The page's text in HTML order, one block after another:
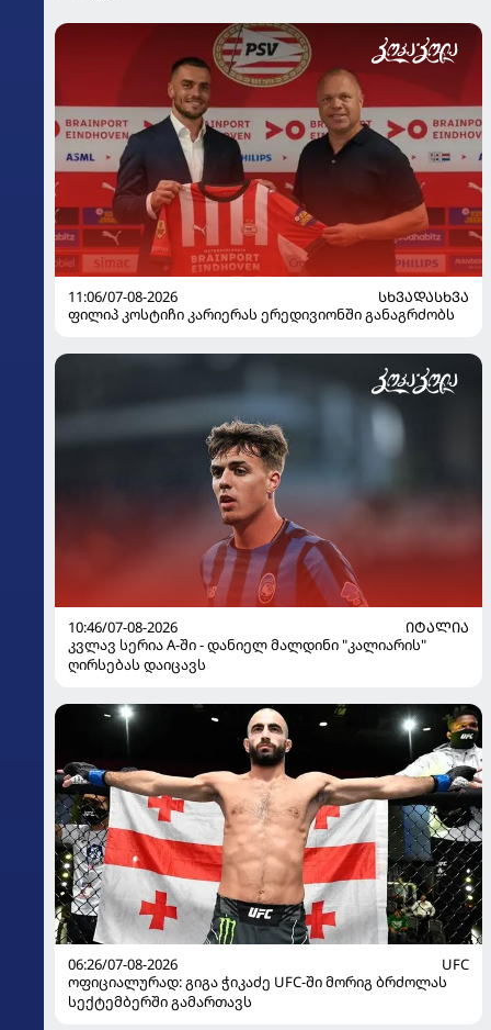
11:06/07-08-2026
ᲡᲮᲕᲐᲓᲐᲡᲮᲕᲐ
ფილიპ კოსტიჩი კარიერას ერედივიონში განაგრძობს
10:46/07-08-2026
ᲘᲢᲐᲚᲘᲐ
კვლავ სერია A-ში - დანიელ მალდინი "კალიარის"
ღირსებას დაიცავს
06:26/07-08-2026
UFC
ოფიციალურად: გიგა ჭიკაძე UFC-ში მორიგ ბრძოლას
სექტემბერში გამართავს